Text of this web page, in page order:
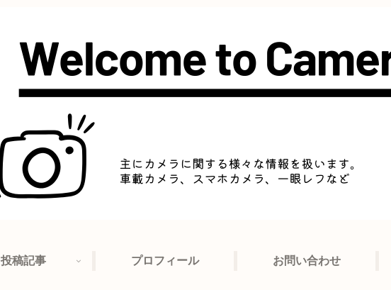
投稿記事 プロフィール お問い合わせ